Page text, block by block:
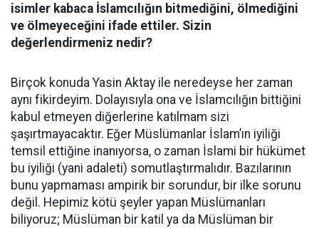
isimler kabaca İslamcılığın bitmediğini, ölmediğini
ve ölmeyeceğini ifade ettiler. Sizin
değerlendirmeniz nedir?
Birçok konuda Yasin Aktay ile neredeyse her zaman
aynı fikirdeyim. Dolayısıyla ona ve İslamcılığın bittiğini
kabul etmeyen diğerlerine katılmam sizi
şaşırtmayacaktır. Eğer Müslümanlar İslam’ın iyiliği
temsil ettiğine inanıyorsa, o zaman İslami bir hükümet
bu iyiliği (yani adaleti) somutlaştırmalıdır. Bazılarının
bunu yapmaması ampirik bir sorundur, bir ilke sorunu
değil. Hepimiz kötü şeyler yapan Müslümanları
biliyoruz; Müslüman bir katil ya da Müslüman bir